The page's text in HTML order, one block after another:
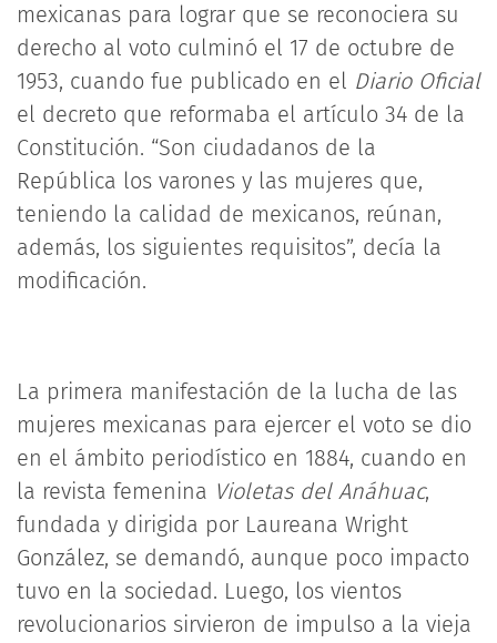
mexicanas para lograr que se reconociera su
derecho al voto culminó el 17 de octubre de
1953, cuando fue publicado en el Diario Oficial
el decreto que reformaba el artículo 34 de la
Constitución. “Son ciudadanos de la
República los varones y las mujeres que,
teniendo la calidad de mexicanos, reúnan,
además, los siguientes requisitos”, decía la
modificación.
La primera manifestación de la lucha de las
mujeres mexicanas para ejercer el voto se dio
en el ámbito periodístico en 1884, cuando en
la revista femenina Violetas del Anáhuac,
fundada y dirigida por Laureana Wright
González, se demandó, aunque poco impacto
tuvo en la sociedad. Luego, los vientos
revolucionarios sirvieron de impulso a la vieja